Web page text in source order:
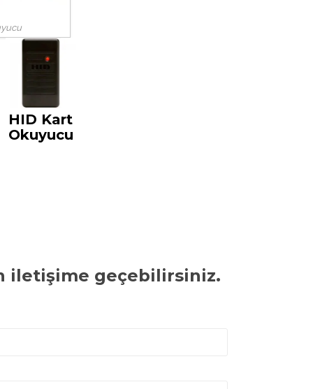
HID Kart
Okuyucu
iletişime geçebilirsiniz.